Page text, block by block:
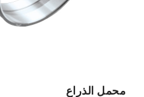
محمل الذراع